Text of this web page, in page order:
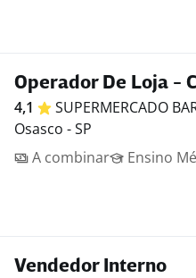
Operador De Loja -
4,1 SUPERMERCADO
Osasco - SP
A combinar
Ensino
Vendedor Interno